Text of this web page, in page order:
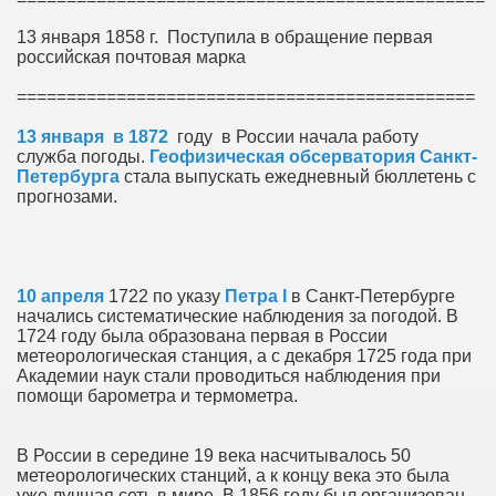
13 января 1858 г. Поступила в обращение первая
российская почтовая марка
==============================================
13 января в 1872 году в России начала работу
служба погоды. Геофизическая обсерватория Санкт-
Петербурга стала выпускать ежедневный бюллетень с
прогнозами.
10 апреля 1722 по указу Петра I
в Санкт-Петербурге
начались систематические наблюдения за погодой. В
1724 году была образована первая в России
метеорологическая станция, а с декабря 1725 года при
Академии наук стали проводиться наблюдения при
помощи барометра и термометра.
В России в середине 19 века насчитывалось 50
метеорологических станций, а к концу века это была